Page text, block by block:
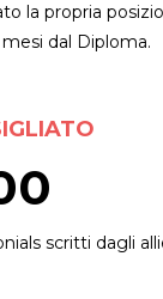
la propria
dal Diploma.
scritti dagli